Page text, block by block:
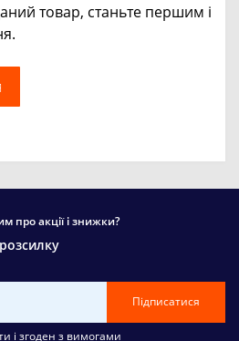
товар, станьте першим і
про акції і знижки?
Підписатися
і згоден з вимогами